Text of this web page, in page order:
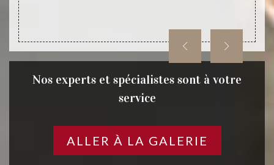
L'art
Nos experts et spécialistes sont à votre
service
ALLER À LA GALERIE